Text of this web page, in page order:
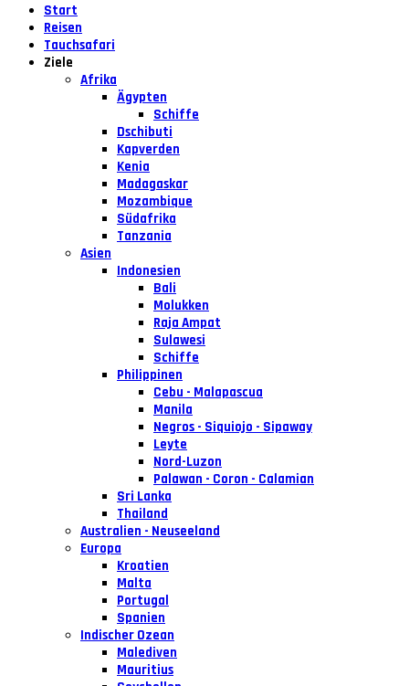
Start
Reisen
Tauchsafari
Ziele
Afrika
Ägypten
Schiffe
Dschibuti
Kapverden
Kenia
Madagaskar
Mozambique
Südafrika
Tanzania
Asien
Indonesien
Bali
Molukken
Raja Ampat
Sulawesi
Schiffe
Philippinen
Cebu - Malapascua
Manila
Negros - Siquiojo - Sipaway
Leyte
Nord-Luzon
Palawan - Coron - Calamian
Sri Lanka
Thailand
Australien - Neuseeland
Europa
Kroatien
Malta
Portugal
Spanien
Indischer Ozean
Malediven
Mauritius